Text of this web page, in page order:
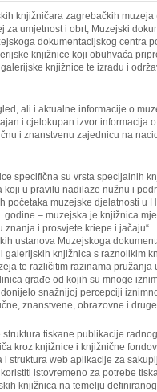
knjižničara zagrebačkih
za umjetnost i obrt, Muzejski
dokumentacijskog centra
knjižnice koji obuhvaća
knjižnice te izradu i
ali i aktualne informacije o
i cjelokupan izvor informacija
i znanstvenu zajednicu na
specifična su vrsta specijalnih
koji u pravilu nadilaze nužnu i
početaka muzejske djelatnosti u
– muzejska je knjižnica
znanja i prosvjete kriepe i jačaju“.
ustanova Muzejskoga
galerijskih knjižnica s raznolikim
te različitim razinama pružanja
građe od kojih su mnoge
snažnijoj percepciji
znanstvene, obrazovne i
tiskane publikacije
kroz knjižnice i knjižnične
struktura web aplikacije za
istovremeno za potrebe
knjižnica na temelju